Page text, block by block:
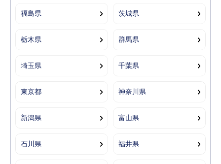
福島県 茨城県
栃木県 群馬県
埼玉県 千葉県
東京都 神奈川県
新潟県 富山県
石川県 福井県